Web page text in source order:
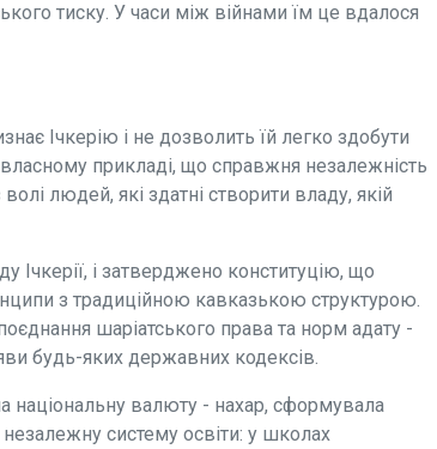
тиску. У часи між війнами їм це вдалося
Ічкерію і не дозволить їй легко здобути
прикладі, що справжня незалежність
людей, які здатні створити владу, якій
Ічкерії, і затверджено конституцію, що
з традиційною кавказькою структурою.
шаріатського права та норм адату -
будь-яких державних кодексів.
національну валюту - нахар, сформувала
систему освіти: у школах